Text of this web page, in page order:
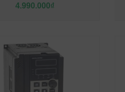
4.990.000₫